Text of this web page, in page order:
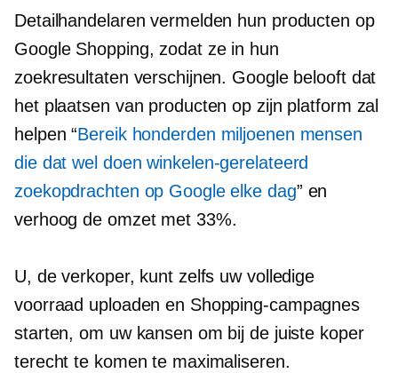
Detailhandelaren vermelden hun producten op
Google Shopping, zodat ze in hun
zoekresultaten verschijnen. Google belooft dat
het plaatsen van producten op zijn platform zal
helpen “Bereik honderden miljoenen mensen
die dat wel doenwinkelen-gerelateerd
zoekopdrachten op Google elke dag” en
verhoog de omzet met 33%.
U, de verkoper, kunt zelfs uw volledige
voorraad uploaden en Shopping-campagnes
starten, om uw kansen om bij de juiste koper
terecht te komen te maximaliseren.